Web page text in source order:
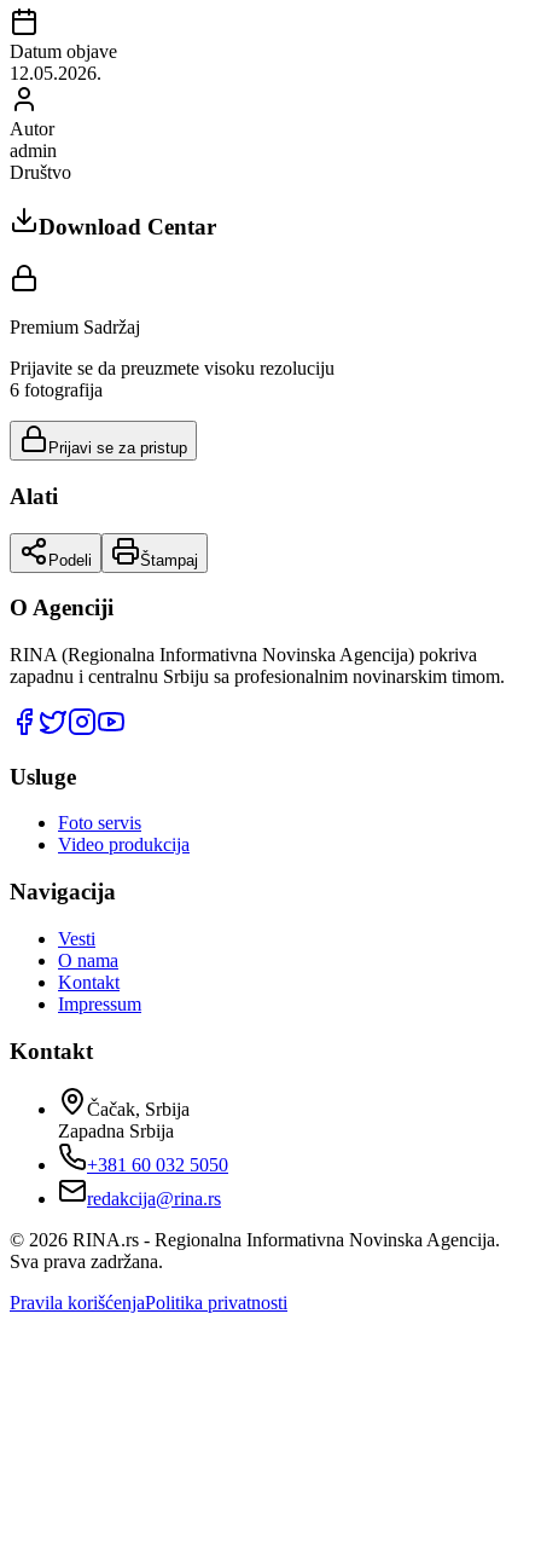
Datum objave
12.05.2026.
Autor
admin
Društvo
Download Centar
Premium Sadržaj
Prijavite se da preuzmete visoku rezoluciju
6 fotografija
Prijavi se za pristup
Alati
Podeli Štampaj
O Agenciji
RINA (Regionalna Informativna Novinska Agencija) pokriva
zapadnu i centralnu Srbiju sa profesionalnim novinarskim timom.
Usluge
Foto servis
Video produkcija
Navigacija
Vesti
O nama
Kontakt
Impressum
Kontakt
Čačak, Srbija
Zapadna Srbija
+381 60 032 5050
redakcija@rina.rs
© 2026 RINA.rs - Regionalna Informativna Novinska Agencija.
Sva prava zadržana.
Pravila korišćenjaPolitika privatnosti